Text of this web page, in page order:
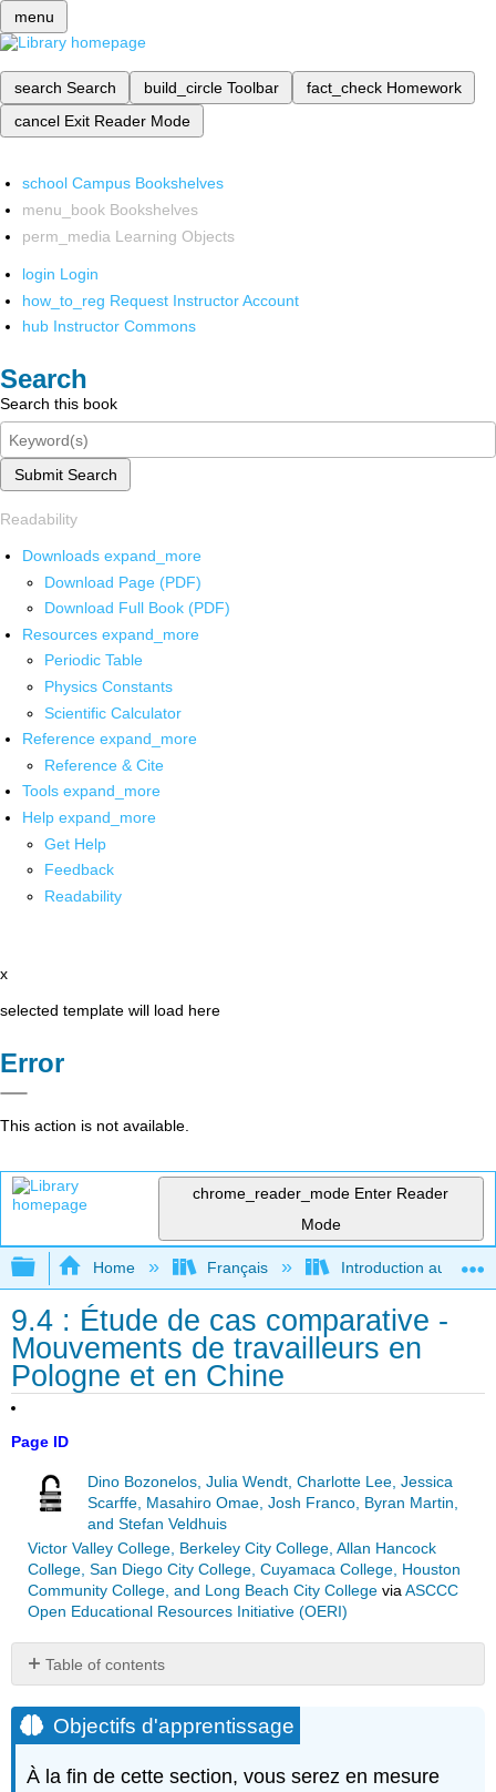
menu
search Search build_circle Toolbar fact_check Homework
cancel Exit Reader Mode
school Campus Bookshelves
menu_book Bookshelves
perm_media Learning Objects
login Login
how_to_reg Request Instructor Account
hub Instructor Commons
Search
Search this book
Submit Search
Readability
Downloads expand_more
Download Page (PDF)
Download Full Book (PDF)
Resources expand_more
Periodic Table
Physics Constants
Scientific Calculator
Reference expand_more
Reference & Cite
Tools expand_more
Help expand_more
Get Help
Feedback
Readability
x
selected template will load here
Error
This action is not available.
chrome_reader_mode Enter Reader
Mode
Expand/collapse global hierarchy
Home Français Introduction au
9.4 : Étude de cas comparative -
Mouvements de travailleurs en
Pologne et en Chine
Page ID
Dino Bozonelos, Julia Wendt, Charlotte Lee, Jessica
Scarffe, Masahiro Omae, Josh Franco, Byran Martin,
and Stefan Veldhuis
Victor Valley College, Berkeley City College, Allan Hancock
College, San Diego City College, Cuyamaca College, Houston
Community College, and Long Beach City Collegevia ASCCC
Open Educational Resources Initiative (OERI)
Table of contents
d'apprentissage
Présentation
Solidarité
Objectifs d'apprentissage
À la fin de cette section, vous serez en mesure